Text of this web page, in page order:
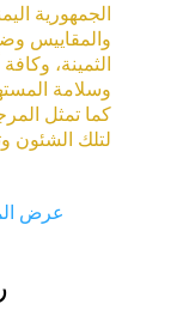
عرض
الجمهورية
والمقاييس
الثمينة،
وسلامة
كما تمثل
لتلك الشئون